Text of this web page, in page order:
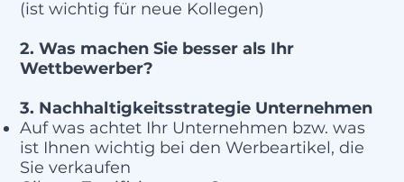
(ist wichtig für neue Kollegen)
2. Was machen Sie besser als Ihr
Wettbewerber?
3. Nachhaltigkeitsstrategie Unternehmen
Auf was achtet Ihr Unternehmen bzw. was
ist Ihnen wichtig bei den Werbeartikel, die
Sie verkaufen